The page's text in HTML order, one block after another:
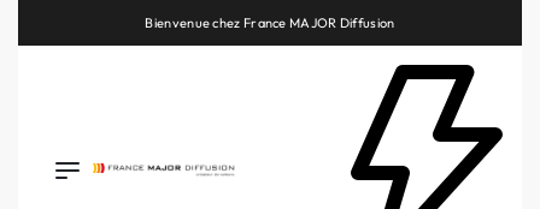
Retrouvez les plus belles marques de la HiFi, de l’intégration et du Home Cinéma